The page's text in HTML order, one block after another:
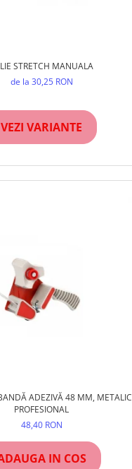
STRETCH MANUALA
de la 30,25 RON
VEZI VARIANTE
ADEZIVĂ 48 MM, METALIC
PROFESIONAL
48,40 RON
IN COS